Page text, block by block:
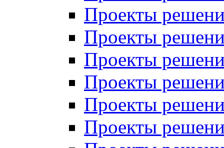
Проекты
Проекты
Проекты
Проекты
Проекты
Проекты